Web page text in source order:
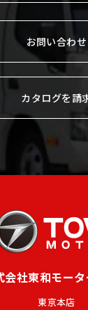
お問い合わせ
カタログを請
会社東和モー
東京本店